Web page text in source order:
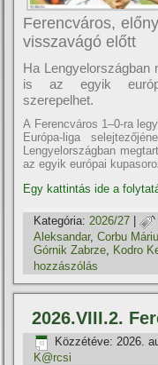
Ferencváros,
visszavágó előtt
Ha Lengyelországban
is az egyik
szerepelhet.
A Ferencváros 1–0-ra
Európa-liga
Lengyelországban
az egyik európai
Egy kattintás ide a
Kategória: 2026/27 |
Aleksandar,Corbu
Górnik Zabrze, Kodro
hozzászólás
2026.VIII.2.
Közzétéve: 2026.
K@rcsi